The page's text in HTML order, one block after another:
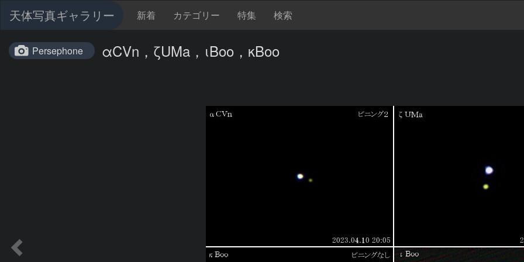
天体写真ギャラリー 新着 カテゴリー 特集 検索
Persephone αCVn，ζUMa，ιBoo，κBoo